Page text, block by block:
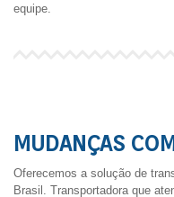
equipe.
MUDANÇAS
Oferecemos a solução de
Brasil. Transportadora que